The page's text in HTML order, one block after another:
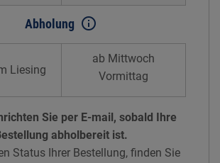
Abholung info_outline
Liesing
ab Mittwoch
Vormittag
Sie per E-mail, sobald Ihre
abholbereit ist.
Status Ihrer Bestellung, finden Sie